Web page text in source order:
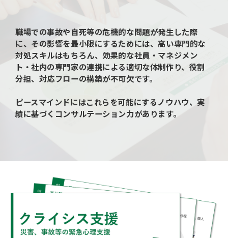
職場での事故や自死等の危機的な問題が発生した際
に、その影響を最小限にするためには、高い専門的な
対処スキルはもちろん、効果的な社員・マネジメン
ト・社内の専門家の連携による適切な体制作り、役割
分担、対応フローの構築が不可欠です。
ピースマインドにはこれらを可能にするノウハウ、実
績に基づくコンサルテーション力があります。